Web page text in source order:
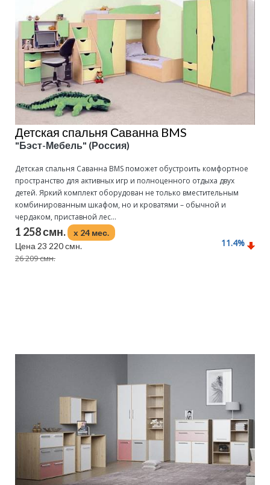
Детская спальня Саванна BMS
"Бэст-Мебель" (Россия)
Детская спальня Саванна BMS поможет обустроить комфортное
пространство для активных игр и полноценного отдыха двух
детей. Яркий комплект оборудован не только вместительным
комбинированным шкафом, но и кроватями – обычной и
чердаком, приставной лес...
1 258 смн.
x 24 мес.
Цена 23 220 смн.
26 209 смн.
11.4%